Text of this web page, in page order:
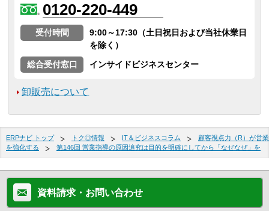
0120-220-449
受付時間
9:00～17:30（土日祝日および当社休業日
を除く）
総合受付窓口
インサイドビジネスセンター
卸販売について
ERPナビ トップ トク◎情報 IT＆ビジネスコラム
顧客視点力（R）が営業
を強化する
第146回 営業指導の原因追究は目的を明確にしてから「なぜなぜ」を
資料請求・お問い合わせ